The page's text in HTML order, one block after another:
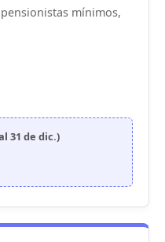
mínimos,
31 de dic.)